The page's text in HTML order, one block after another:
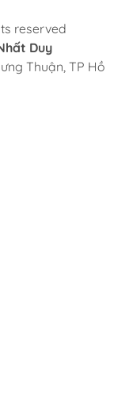
reserved
Duy
Thuận, TP Hồ